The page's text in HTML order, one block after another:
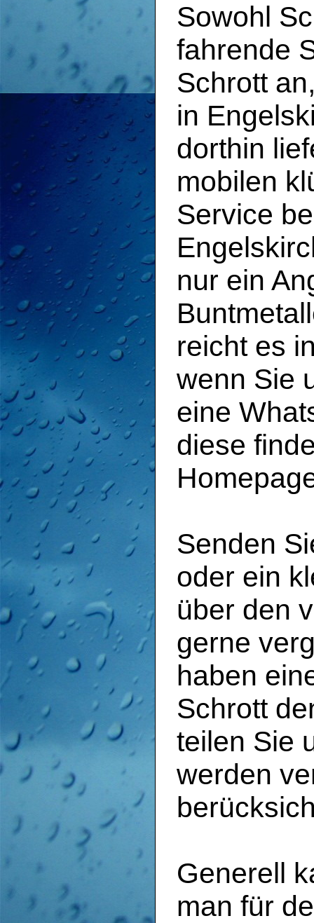
Sowohl
fahrende
Schrott
in
dorthin
mobilen
Service
nur ein
reicht es
wenn Sie
eine
diese
Senden
oder ein
über den
gerne
haben
Schrott
teilen Sie
werden
Generell
man für